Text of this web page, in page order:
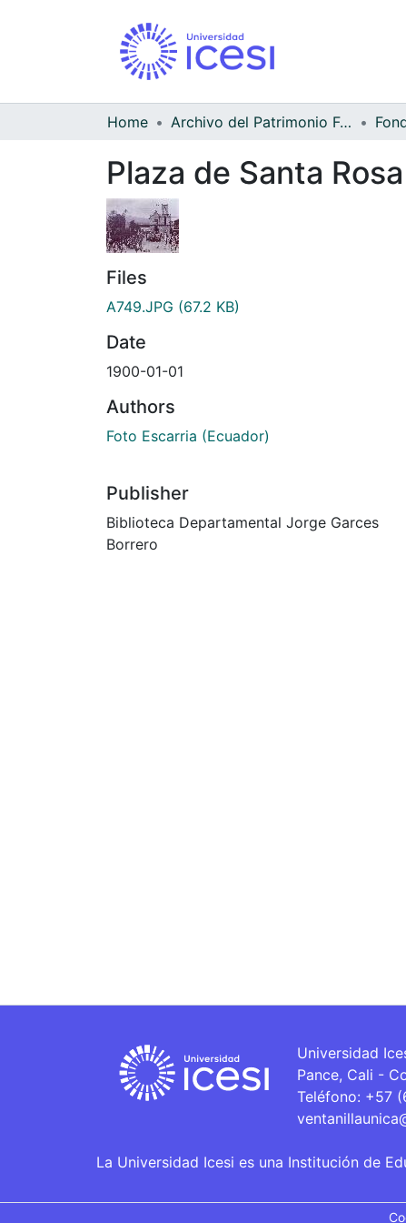
Home Archivo del Patrimonio Fotográfico y Fílmico del Valle del Cauca
Plaza de Santa Rosa
Files
A749.JPG (67.2 KB)
Date
1900-01-01
Authors
Foto Escarria (Ecuador)
Publisher
Biblioteca Departamental Jorge Garces
Borrero
Universidad
Pance, Cali -
Teléfono: +57
La Universidad Icesi es una Institución de